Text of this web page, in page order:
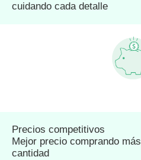
cuidando cada detalle
Precios competitivos
Mejor precio comprando más
cantidad